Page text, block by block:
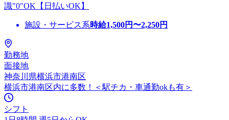
識"0"OK【日払いOK】
施設・サービス系時給1,500円〜2,250円
勤務地
面接地
神奈川県横浜市港南区
横浜市港南区内に多数！＜駅チカ・車通勤okも有＞
シフト